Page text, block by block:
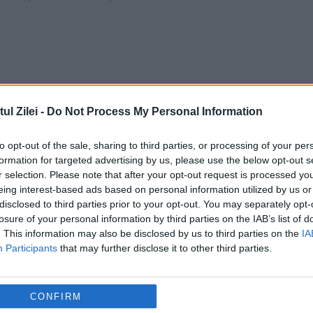
Zilei - Do Not Process My Personal Information
opt-out of the sale, sharing to third parties, or processing of your
for targeted advertising by us, please use the below opt-out
selection. Please note that after your opt-out request is processed
interest-based ads based on personal information utilized by us
to third parties prior to your opt-out. You may separately
of your personal information by third parties on the IAB’s list of
This information may also be disclosed by us to third parties on the
Participants that may further disclose it to other third parties.
CONFIRM
Liderul PSD TULCEA, Horia
MANDAT ÎN ALB din partea filialei: “Voi
decide în CEX cum voi vota”
21 SEPTEMBRIE 2018